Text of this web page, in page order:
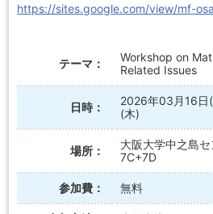
https://sites.google.com/view/mf-
テーマ：
Workshop on
Related Issues
日時：
2026年03月16日
(木)
場所：
大阪大学中之島
7C+7D
参加費： 無料